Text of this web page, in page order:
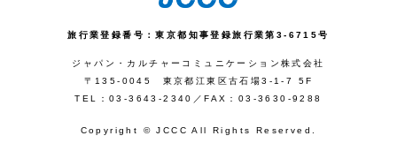
旅行業登録番号：東京都知事登録旅行業第3-6715号
ジャパン・カルチャーコミュニケーション株式会社
〒135-0045 東京都江東区古石場3-1-7 5F
TEL：03-3643-2340／FAX：03-3630-9288
Copyright © JCCC All Rights Reserved.